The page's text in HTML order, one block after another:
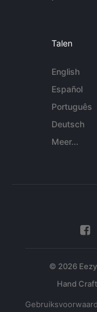
Talen
English
Español
Português
Deutsch
Meer...
© 2026